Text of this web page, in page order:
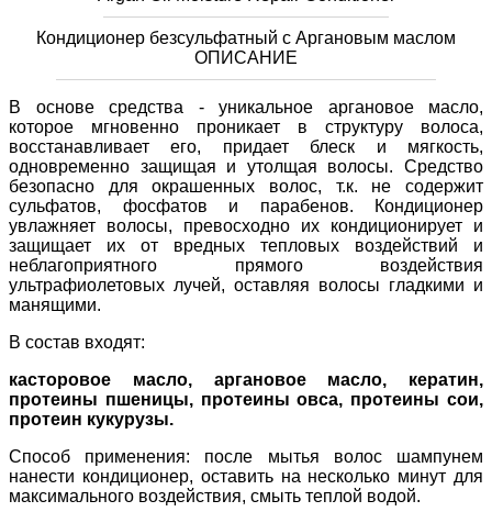
Кондиционер безсульфатный с Аргановым маслом
ОПИСАНИЕ
В основе средства - уникальное аргановое масло,
которое мгновенно проникает в структуру волоса,
восстанавливает его, придает блеск и мягкость,
одновременно защищая и утолщая волосы. Средство
безопасно для окрашенных волос, т.к. не содержит
сульфатов, фосфатов и парабенов. Кондиционер
увлажняет волосы, превосходно их кондиционирует и
защищает их от вредных тепловых воздействий и
неблагоприятного прямого воздействия
ультрафиолетовых лучей, оставляя волосы гладкими и
манящими.
В состав входят:
касторовое масло, аргановое масло, кератин,
протеины пшеницы, протеины овса, протеины сои,
протеин кукурузы.
Способ применения: после мытья волос шампунем
нанести кондиционер, оставить на несколько минут для
максимального воздействия, смыть теплой водой.